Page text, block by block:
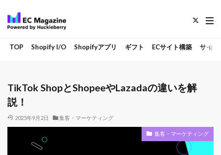
TOP Shopify I/O Shopifyアプリ ギフト ECサイト構築 サイト
TikTok ShopとShopeeやLazadaの違いを解
説！
2025年9月2日 集客・マーケティング
集客・マーケティング